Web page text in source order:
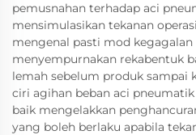
pemusnahan terhadap aci
mensimulasikan tekanan
mengenal pasti mod
menyempurnakan rekabentuk
lemah sebelum produk sampai
ciri agihan beban aci
baik mengelakkan
yang boleh berlaku apabila